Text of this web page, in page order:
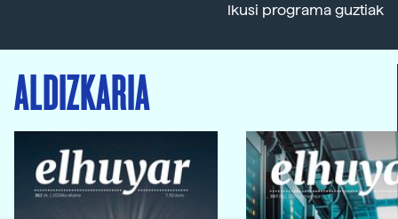
Ikusi programa guztiak
ALDIZKARIA